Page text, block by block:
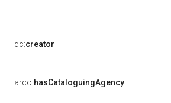
dc:creator
arco:hasCataloguingAgency